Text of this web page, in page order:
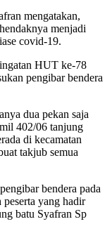
mengatakan,
menjadi
covid-19.
HUT ke-78
pengibar bendera
dua pekan saja
402/06 tanjung
di kecamatan
takjub semua
bendera pada
yang hadir
batu Syafran Sp